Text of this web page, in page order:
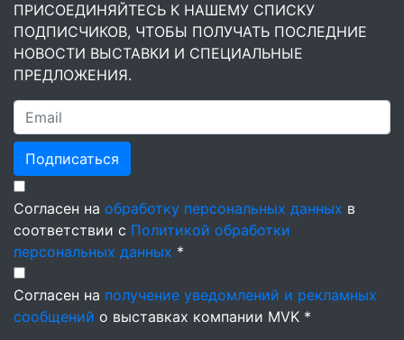
ПРИСОЕДИНЯЙТЕСЬ К НАШЕМУ СПИСКУ
ПОДПИСЧИКОВ, ЧТОБЫ ПОЛУЧАТЬ ПОСЛЕДНИЕ
НОВОСТИ ВЫСТАВКИ И СПЕЦИАЛЬНЫЕ
ПРЕДЛОЖЕНИЯ.
Подписаться
Согласен на обработку персональных данных в
соответствии с Политикой обработки
персональных данных *
Согласен на получение уведомлений и рекламных
сообщений о выставках компании MVK *